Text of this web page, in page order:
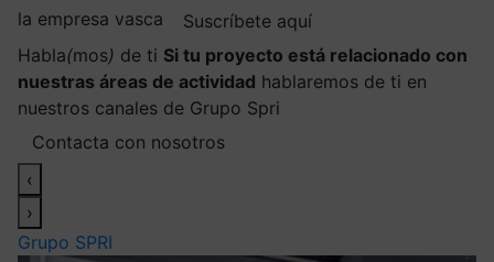
la empresa vasca
Suscríbete aquí
Habla(mos) de ti Si tu proyecto está relacionado con
nuestras áreas de actividad hablaremos de ti en
nuestros canales de Grupo Spri
Contacta con nosotros
‹
›
Grupo SPRI